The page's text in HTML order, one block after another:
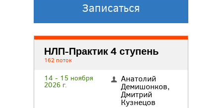
Записаться
НЛП-Практик 4 ступень
162 поток
14 - 15 ноября
2026 г.
Анатолий
Демишонков,
Дмитрий
Кузнецов